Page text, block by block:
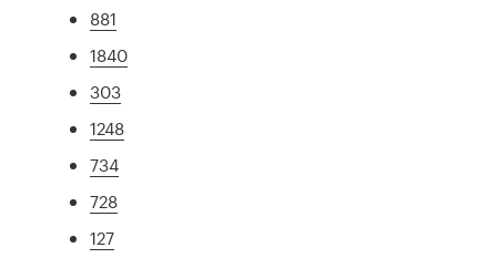
881
1840
303
1248
734
728
127